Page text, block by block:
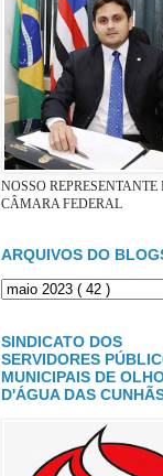
NOSSO REPRESENTANTE
CÂMARA FEDERAL
ARQUIVOS DO
SINDICATO DOS
SERVIDORES
MUNICIPAIS DE
D'ÁGUA DAS